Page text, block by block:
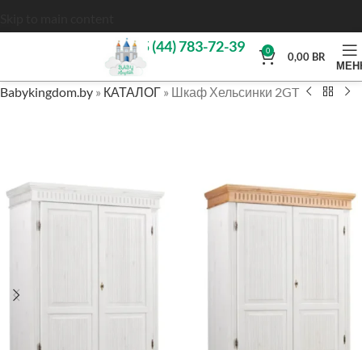
+375 (44) 783-72-39 0 0,00 BR
Babykingdom.by » КАТАЛОГ » Шкаф Хельсинки 2GT